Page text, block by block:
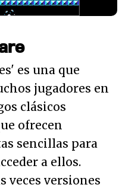
es una que
jugadores en
clásicos
ofrecen
sencillas para
a ellos.
veces versiones